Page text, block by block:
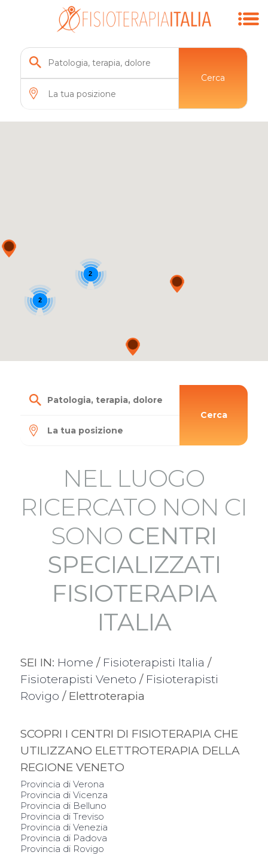
Cerca
2
2
Cerca
NEL LUOGO
RICERCATO NON CI
SONO CENTRI
SPECIALIZZATI
FISIOTERAPIA
ITALIA
SEI IN: Home / Fisioterapisti Italia /
Fisioterapisti Veneto / Fisioterapisti
Rovigo / Elettroterapia
SCOPRI I CENTRI DI FISIOTERAPIA CHE
UTILIZZANO ELETTROTERAPIA DELLA
REGIONE VENETO
Provincia di Verona
Provincia di Vicenza
Provincia di Belluno
Provincia di Treviso
Provincia di Venezia
Provincia di Padova
Provincia di Rovigo